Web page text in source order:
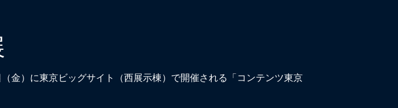
金）に東京ビッグサイト（西展示棟）で開催される「コンテンツ東京